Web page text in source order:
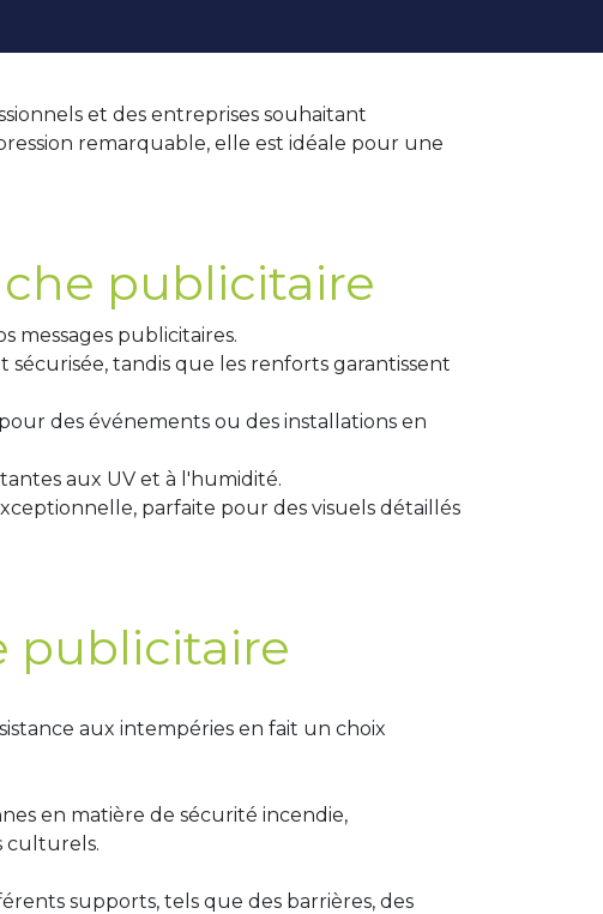
et des entreprises souhaitant
remarquable, elle est idéale pour une
publicitaire
messages publicitaires.
tandis que les renforts garantissent
des événements ou des installations en
aux UV et à l'humidité.
parfaite pour des visuels détaillés
publicitaire
aux intempéries en fait un choix
en matière de sécurité incendie,
culturels.
supports, tels que des barrières, des